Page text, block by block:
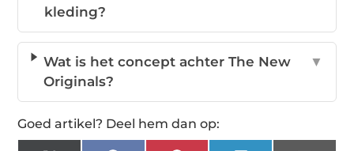
kleding?
Wat is het concept achter The New
Originals?
▼
Goed artikel? Deel hem dan op: